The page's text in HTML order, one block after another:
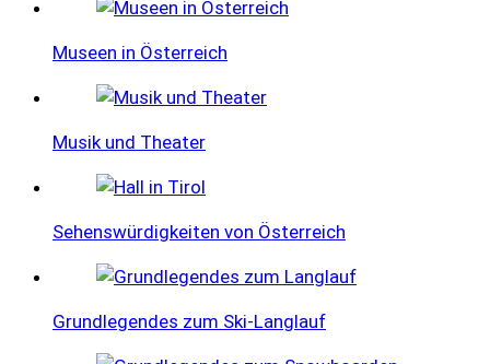
Museen in Österreich
Musik und Theater
Sehenswürdigkeiten von Österreich
Grundlegendes zum Ski-Langlauf